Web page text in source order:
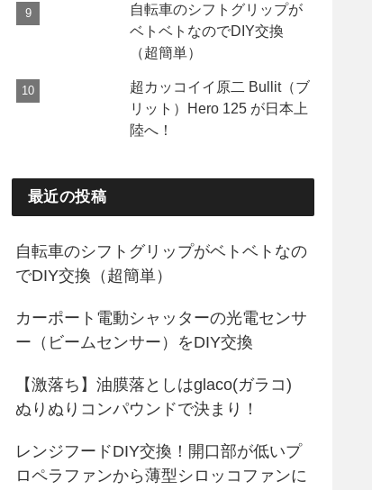
自転車のシフトグリップが
ベトベトなのでDIY交換
（超簡単）
超カッコイイ原二 Bullit（ブ
リット）Hero 125 が日本上
陸へ！
最近の投稿
自転車のシフトグリップがベトベトなの
でDIY交換（超簡単）
カーポート電動シャッターの光電センサ
ー（ビームセンサー）をDIY交換
【激落ち】油膜落としはglaco(ガラコ)
ぬりぬりコンパウンドで決まり！
レンジフードDIY交換！開口部が低いプ
ロペラファンから薄型シロッコファンに